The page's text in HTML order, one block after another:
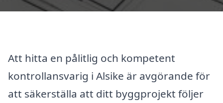
Att hitta en pålitlig och kompetent
kontrollansvarig i Alsike är avgörande för
att säkerställa att ditt byggprojekt följer